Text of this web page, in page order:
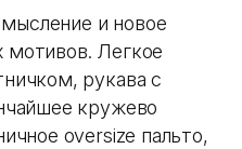
и новое
мотивов. Легкое
рукава с
кружево
oversize пальто,